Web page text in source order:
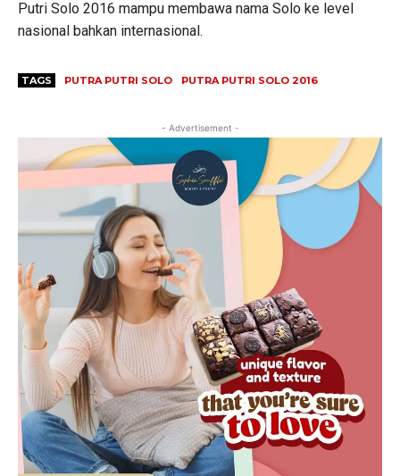
Putri Solo 2016 mampu membawa nama Solo ke level
nasional bahkan internasional.
TAGS PUTRA PUTRI SOLO PUTRA PUTRI SOLO 2016
- Advertisement -